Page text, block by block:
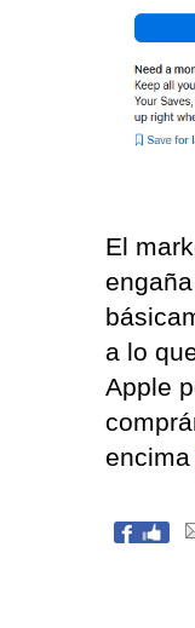
El
a lo
Apple
encima